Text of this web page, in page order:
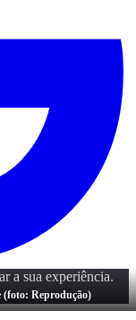
(foto: Reprodução)
a sua experiência.